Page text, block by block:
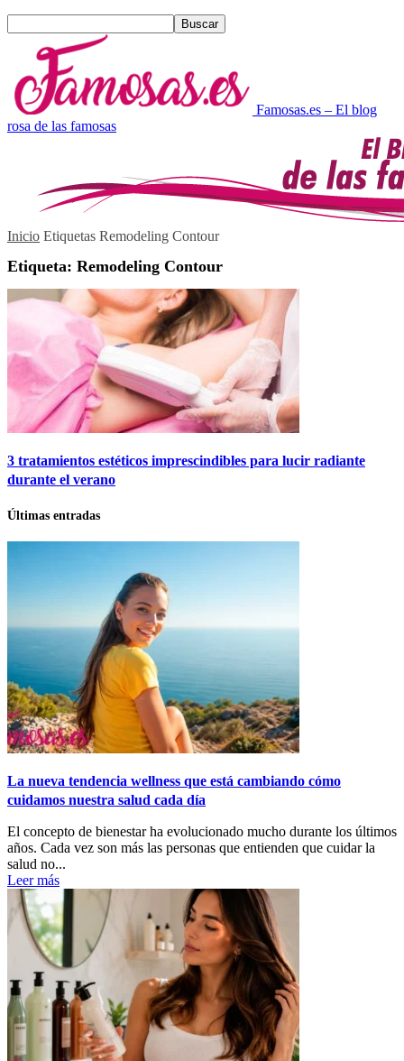
Famosas.es – El blog
rosa de las famosas
Inicio Etiquetas Remodeling Contour
Etiqueta: Remodeling Contour
3 tratamientos estéticos imprescindibles para lucir radiante
durante el verano
Últimas entradas
La nueva tendencia wellness que está cambiando cómo
cuidamos nuestra salud cada día
El concepto de bienestar ha evolucionado mucho durante los últimos
años. Cada vez son más las personas que entienden que cuidar la
salud no...
Leer más